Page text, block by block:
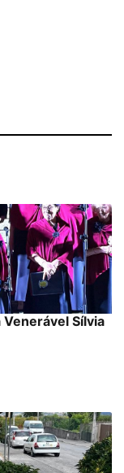
Venerável Sílvia